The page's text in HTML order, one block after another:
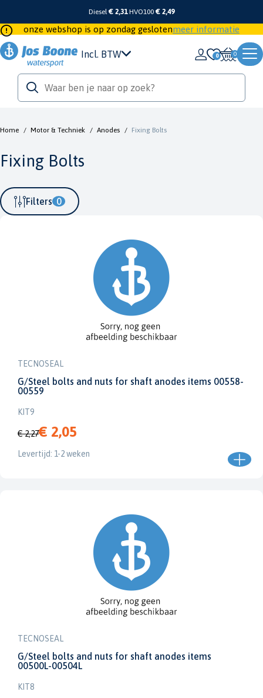
Diesel€ 2,31 HVO100 € 2,49
onze webshop is op zondag geslotenmeer informatie
Incl. BTW 0
Home / Motor & Techniek / Anodes / Fixing Bolts
Fixing Bolts
Filters 0
TECNOSEAL
G/Steel bolts and nuts for shaft anodes items 00558-
00559
KIT9
€ 2,27€ 2,05
Levertijd: 1-2 weken
TECNOSEAL
G/Steel bolts and nuts for shaft anodes items
00500L-00504L
KIT8